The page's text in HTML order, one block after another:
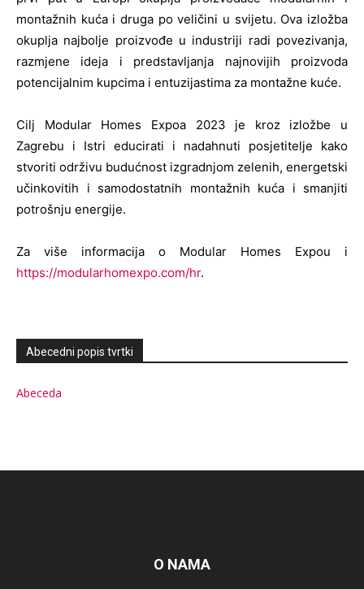
montažnih kuća i druga po veličini u svijetu. Ova izložba
okuplja najbolje proizvođe u industriji radi povezivanja,
razmjene ideja i predstavljanja najnovijih proizvoda
potencijalnim kupcima i entuzijastima za montažne kuće.
Cilj Modular Homes Expoa 2023 je kroz izložbe u
Zagrebu i Istri educirati i nadahnuti posjetitelje kako
stvoriti održivu budućnost izgradnjom zelenih, energetski
učinkovitih i samodostatnih montažnih kuća i smanjiti
potrošnju energije.
Za više informacija o Modular Homes Expou i
https://modularhomexpo.com/hr.
Abecedni popis tvrtki
Abeceda
O NAMA